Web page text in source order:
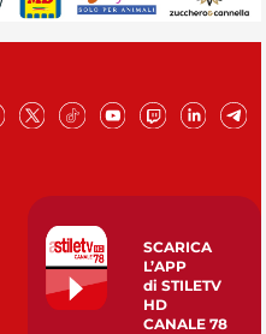
SCARICA
L’APP
di STILETV
HD
CANALE 78